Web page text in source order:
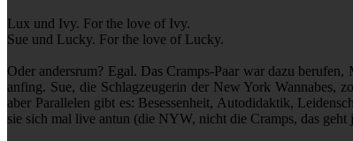
Lux und Ivy. For the love of Ivy.
Sue und Lucky. For the love of Lucky.
Oder andersrum? Egal. Das Cramps-Paar war dazu
anfing. Sue, die Schlagzeugerin der New York Wannabes,
aber Parallelen gibt es: Besessenheit, Autodidaktik,
sie sich mal live antun (die NYW, nicht die Cramps, das geht